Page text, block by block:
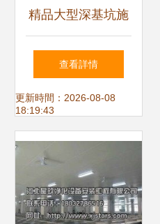
精品大型深基坑施
工過程圖文解析 建
設工程施工中的巖
土工程技術指引
查看詳情
更新時間：2026-08-08
18:19:43